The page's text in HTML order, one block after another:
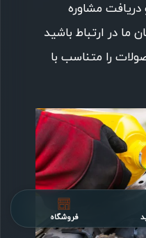
مشاوره
ما در ارتباط باشید
را متناسب با
فروشگاه